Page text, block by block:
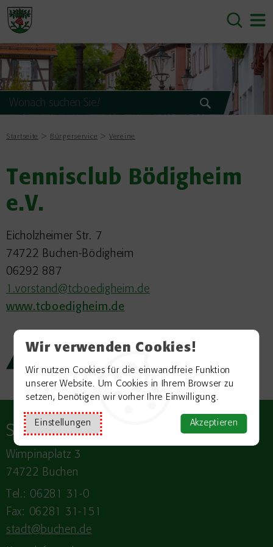
Wir verwenden Cookies!
Wir nutzen Cookies für die einwandfreie Funktion
unserer Website. Um Cookies in Ihrem Browser zu
setzen, benötigen wir vorher Ihre Einwilligung.
Einstellungen Akzeptieren
Startseite Bürgerservice Vereine
Tennisclub Bödigheim
e.V.
Eicholzheimer Str. 7
74722 Buchen-Bödigheim
06292 887
1.vorstand@tcboedigheim.de
www.tcboedigheim.de
Zurück zur Übersicht
StadtBUCHEN
Wimpinaplatz 3
74722 Buchen
Tel.: 06281 31-0
Fax: 06281 31-151
stadt@buchen.de